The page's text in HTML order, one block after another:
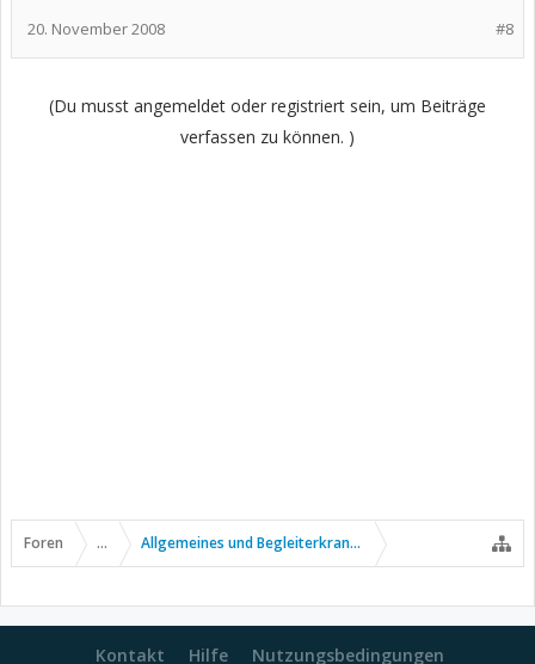
#8
20. November 2008
(Du musst angemeldet oder registriert sein, um Beiträge
verfassen zu können. )
Foren ... Allgemeines und Begleiterkrankungen
Kontakt Hilfe Nutzungsbedingungen